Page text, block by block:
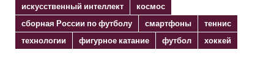
искусственный интеллект
космос
сборная России по футболу
смартфоны
теннис
технологии
фигурное катание футбол хоккей